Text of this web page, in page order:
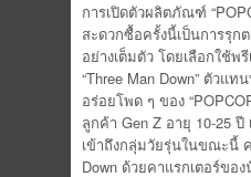
การเปิดตัวผลิตภัณฑ์
สะดวกซื้อครั้งนี้เป็นการรุ
อย่างเต็มตัว โดยเลือกใช้พ
“Three Man Down” ตัวแ
อร่อยโพด ๆ ของ
ลูกค้า Gen Z อายุ 10-25
เข้าถึงกลุ่มวัยรุ่นในขณะนี้
Down ด้วยคาแรกเตอร์ข